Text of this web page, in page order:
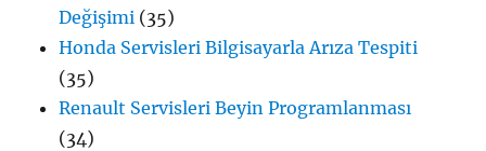
Değişimi (35)
Honda Servisleri Bilgisayarla Arıza Tespiti
(35)
Renault Servisleri Beyin Programlanması
(34)